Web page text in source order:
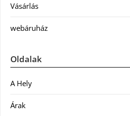
Vásárlás
webáruház
Oldalak
A Hely
Árak